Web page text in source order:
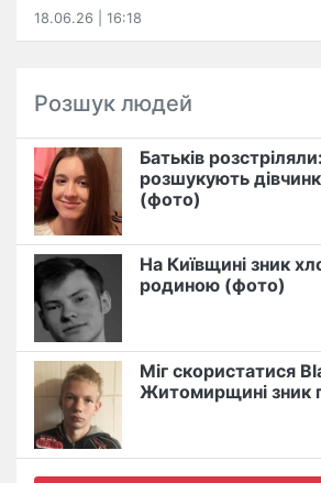
18.06.26 | 16:18
Розшук людей
Батьків
розшукують
(фото)
На Київщині зник
родиною (фото)
Міг скористатися
Житомирщині зник